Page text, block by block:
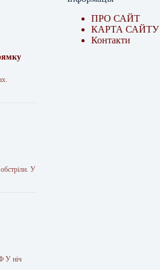
У
У ніч
ПРО САЙТ
КАРТА САЙТУ
Контакти